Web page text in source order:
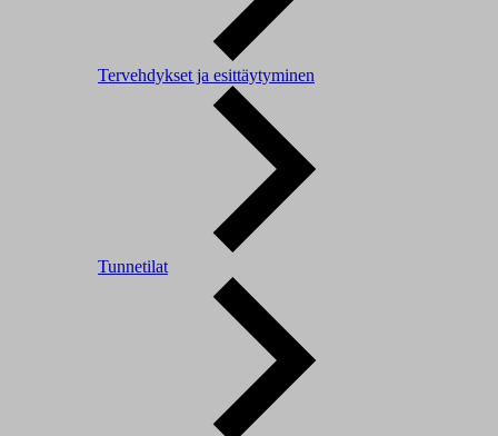
Tervehdykset ja esittäytyminen
Tunnetilat